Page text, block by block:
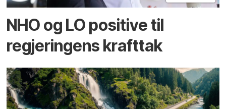
NHO og LO positive til
regjeringens krafttak